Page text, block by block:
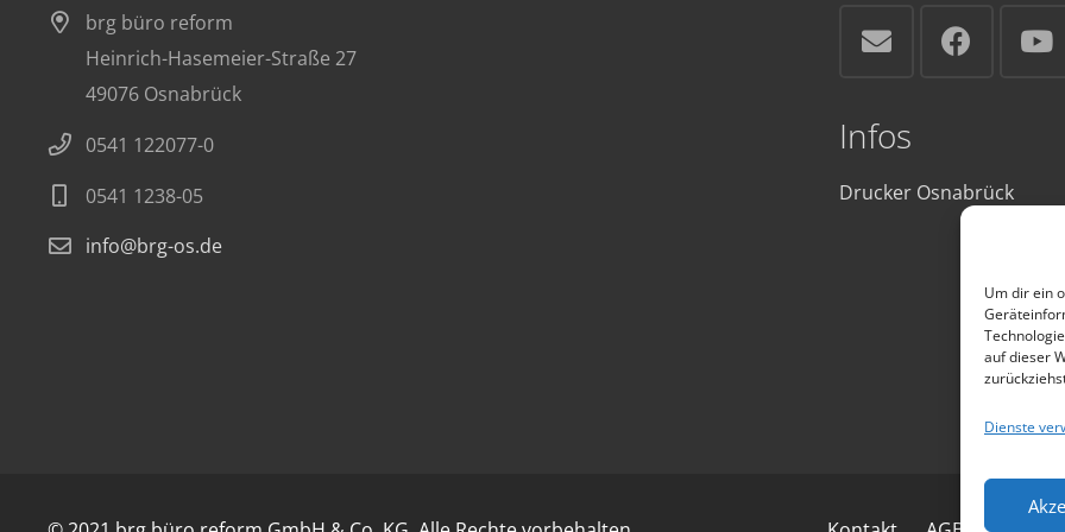
Um dir ein
auf dieser
Dienste
brg büro reform
Heinrich-Hasemeier-Straße 27
49076 Osnabrück
0541 122077-0
0541 1238-05
info@brg-os.de
Infos
Drucker Osnabrück